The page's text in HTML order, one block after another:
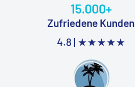
15.000+
Zufriedene Kunden
4.8 | ★★★★★